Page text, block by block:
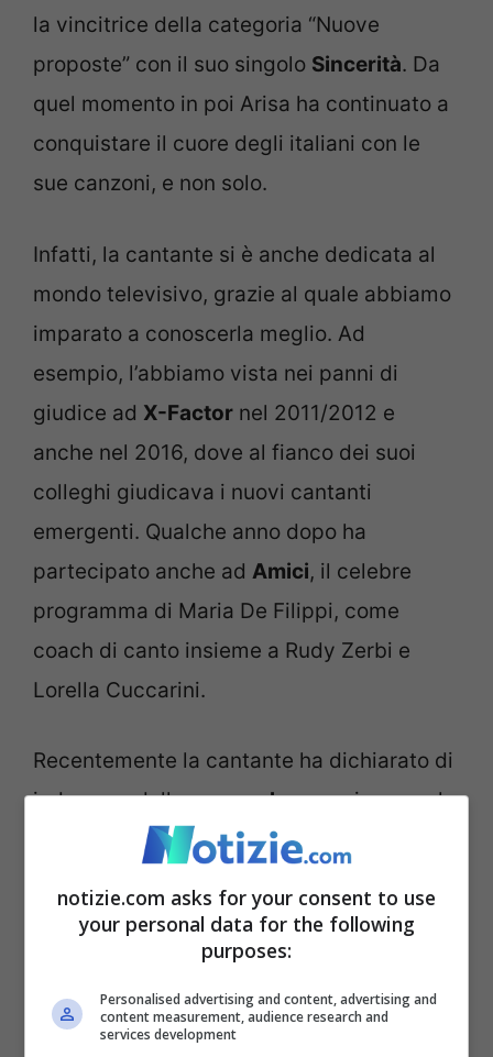
la vincitrice della categoria “Nuove
proposte” con il suo singolo Sincerità. Da
quel momento in poi Arisa ha continuato a
conquistare il cuore degli italiani con le
sue canzoni, e non solo.
Infatti, la cantante si è anche dedicata al
mondo televisivo, grazie al quale abbiamo
imparato a conoscerla meglio. Ad
esempio, l’abbiamo vista nei panni di
giudice ad X-Factor nel 2011/2012 e
anche nel 2016, dove al fianco dei suoi
colleghi giudicava i nuovi cantanti
emergenti. Qualche anno dopo ha
partecipato anche ad Amici, il celebre
programma di Maria De Filippi, come
coach di canto insieme a Rudy Zerbi e
Lorella Cuccarini.
Recentemente la cantante ha dichiarato di
indossare delleparruccheproprio come la
Naomi Campbell
Perché la cantate indossa una
parrucca?
notizie.com asks for your consent to use
your personal data for the following
purposes:
Personalised advertising and content, advertising and
content measurement, audience research and
services development